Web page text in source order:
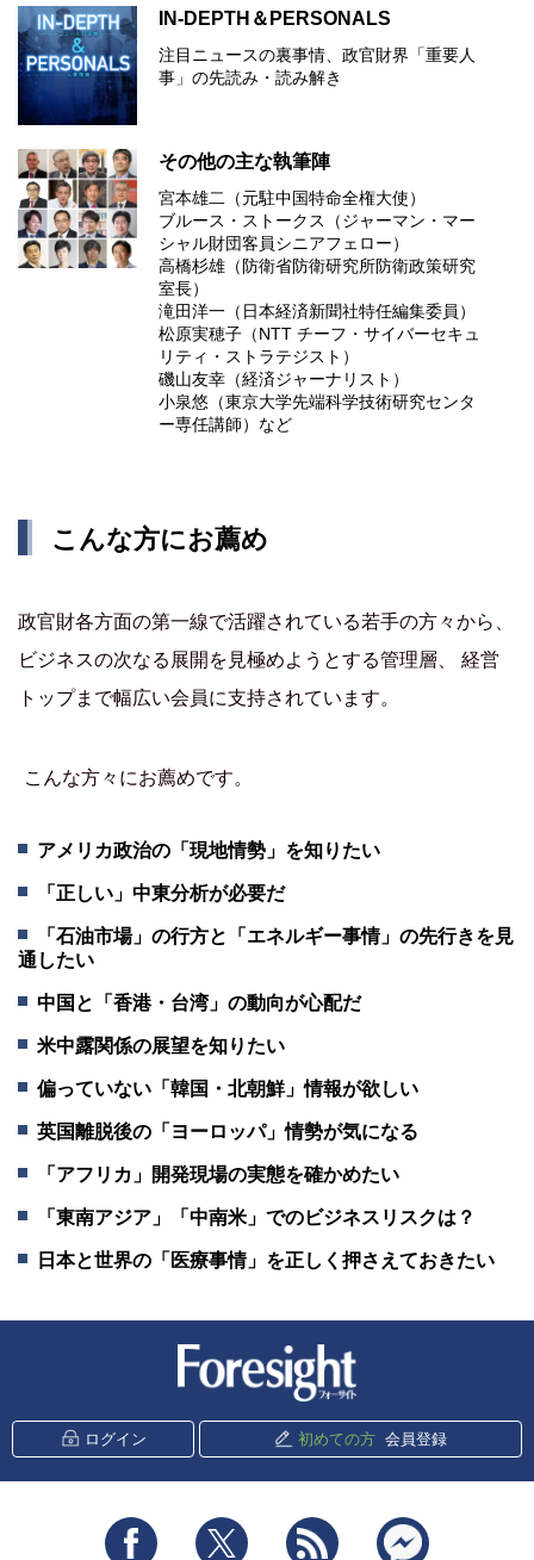
IN-DEPTH＆PERSONALS
注目ニュースの裏事情、政官財界「重要人
事」の先読み・読み解き
その他の主な執筆陣
宮本雄二（元駐中国特命全権大使）
ブルース・ストークス（ジャーマン・マー
シャル財団客員シニアフェロー）
高橋杉雄（防衛省防衛研究所防衛政策研究
室長）
滝田洋一（日本経済新聞社特任編集委員）
松原実穂子（NTT チーフ・サイバーセキュ
リティ・ストラテジスト）
磯山友幸（経済ジャーナリスト）
小泉悠（東京大学先端科学技術研究センタ
ー専任講師）など
こんな方にお薦め
政官財各方面の第一線で活躍されている若手の方々から、
ビジネスの次なる展開を見極めようとする管理層、 経営
トップまで幅広い会員に支持されています。
こんな方々にお薦めです。
アメリカ政治の「現地情勢」を知りたい
「正しい」中東分析が必要だ
「石油市場」の行方と「エネルギー事情」の先行きを見
通したい
中国と「香港・台湾」の動向が心配だ
米中露関係の展望を知りたい
偏っていない「韓国・北朝鮮」情報が欲しい
英国離脱後の「ヨーロッパ」情勢が気になる
「アフリカ」開発現場の実態を確かめたい
「東南アジア」「中南米」でのビジネスリスクは？
日本と世界の「医療事情」を正しく押さえておきたい
ログイン 初めての方 会員登録
Facebook Twitter RSS